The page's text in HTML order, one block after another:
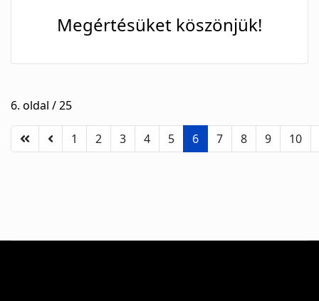
Megértésüket köszönjük!
6. oldal / 25
1 2 3 4 5 6 7 8 9 10